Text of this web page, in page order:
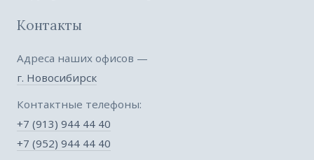
Контакты
Адреса наших офисов —
г. Новосибирск
Контактные телефоны:
+7 (913) 944 44 40
+7 (952) 944 44 40